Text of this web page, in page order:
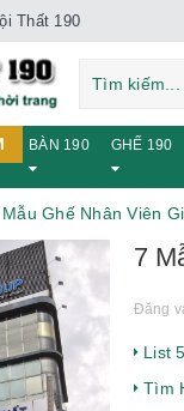
Thất 190
BÀN 190 GHẾ 190
Ghế Nhân Viên
7
Đăng
List
Tìm